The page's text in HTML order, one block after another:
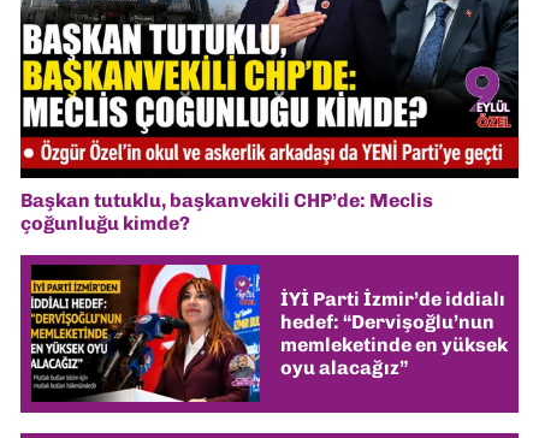
Başkan tutuklu, başkanvekili CHP’de: Meclis
çoğunluğu kimde?
İYİ Parti İzmir’de iddialı
hedef: “Dervişoğlu’nun
memleketinde en yüksek
oyu alacağız”